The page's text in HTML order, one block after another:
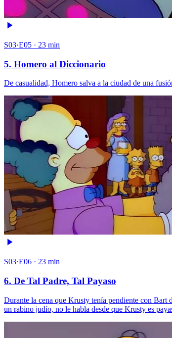
S03·E05 · 23 min
5. Homero al Diccionario
De casualidad, Homero salva a la ciudad de una
S03·E06 · 23 min
6. De Tal Padre, Tal Payaso
Durante la cena que Krusty tenía pendiente con Bart
un rabino judío, no le habla desde que Krusty es